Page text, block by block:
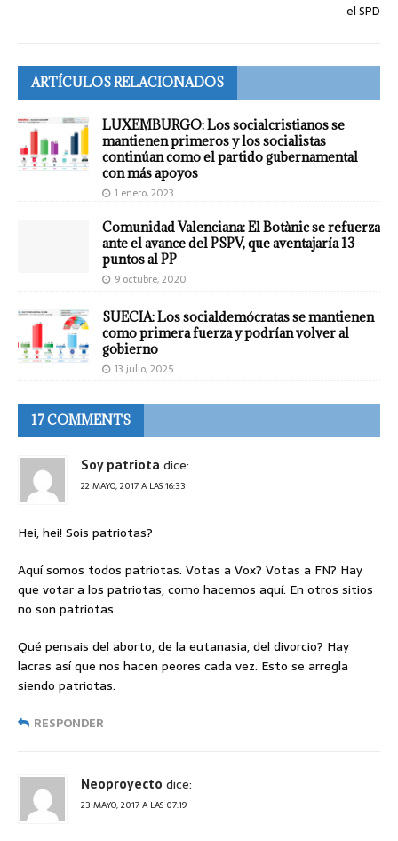
el SPD
ARTÍCULOS RELACIONADOS
LUXEMBURGO: Los socialcristianos se
mantienen primeros y los socialistas
continúan como el partido gubernamental
con más apoyos
1 enero, 2023
Comunidad Valenciana: El Botànic se refuerza
ante el avance del PSPV, que aventajaría 13
puntos al PP
9 octubre, 2020
SUECIA: Los socialdemócratas se mantienen
como primera fuerza y podrían volver al
gobierno
13 julio, 2025
17 COMMENTS
Soy patriota dice:
22 MAYO, 2017 A LAS 16:33
Hei, hei! Sois patriotas?
Aquí somos todos patriotas. Votas a Vox? Votas a FN? Hay
que votar a los patriotas, como hacemos aquí. En otros sitios
no son patriotas.
Qué pensais del aborto, de la eutanasia, del divorcio? Hay
lacras así que nos hacen peores cada vez. Esto se arregla
siendo patriotas.
RESPONDER
Neoproyecto dice:
23 MAYO, 2017 A LAS 07:19